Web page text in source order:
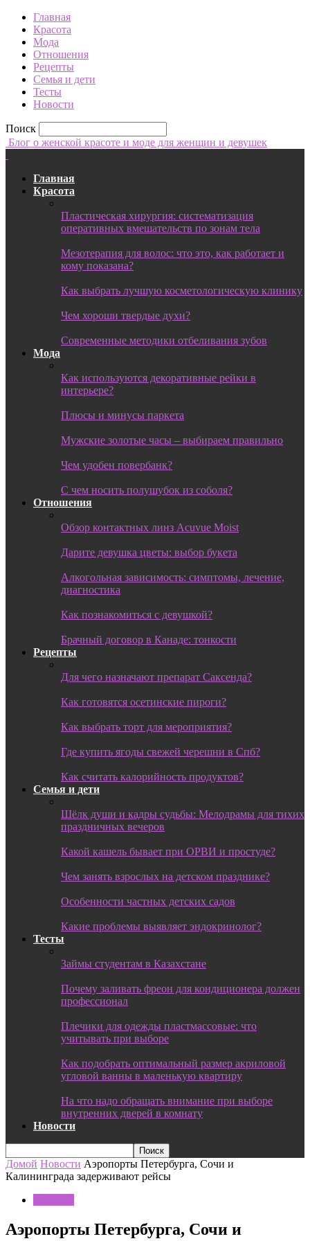
Главная
Красота
Мода
Отношения
Рецепты
Семья и дети
Тесты
Новости
Поиск
Блог о женской красоте и моде для женщин и девушек
Главная
Красота
Пластическая хирургия: систематизация
оперативных вмешательств по зонам тела
Мезотерапия для волос: что это, как работает и
кому показана?
Как выбрать лучшую косметологическую клинику
Чем хороши твердые духи?
Современные методики отбеливания зубов
Мода
Как используются декоративные рейки в
интерьере?
Плюсы и минусы паркета
Мужские золотые часы – выбираем правильно
Чем удобен повербанк?
С чем носить полушубок из соболя?
Отношения
Обзор контактных линз Acuvue Moist
Дарите девушка цветы: выбор букета
Алкогольная зависимость: симптомы, лечение,
диагностика
Как познакомиться с девушкой?
Брачный договор в Канаде: тонкости
Рецепты
Для чего назначают препарат Саксенда?
Как готовятся осетинские пироги?
Как выбрать торт для мероприятия?
Где купить ягоды свежей черешни в Спб?
Как считать калорийность продуктов?
Семья и дети
Шёлк души и кадры судьбы: Мелодрамы для тихих
праздничных вечеров
Какой кашель бывает при ОРВИ и простуде?
Чем занять взрослых на детском празднике?
Особенности частных детских садов
Какие проблемы выявляет эндокринолог?
Тесты
Займы студентам в Казахстане
Почему заливать фреон для кондиционера должен
профессионал
Плечики для одежды пластмассовые: что
учитывать при выборе
Как подобрать оптимальный размер акриловой
угловой ванны в маленькую квартиру
На что надо обращать внимание при выборе
внутренних дверей в комнату
Новости
Домой Новости Аэропорты Петербурга, Сочи и
Калининграда задерживают рейсы
Аэропорты Петербурга, Сочи и